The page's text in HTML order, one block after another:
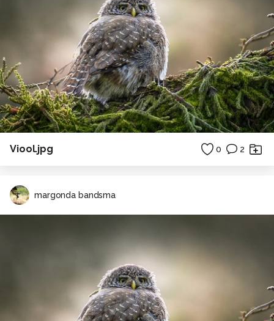
Viool.jpg 0 2
margonda bandsma